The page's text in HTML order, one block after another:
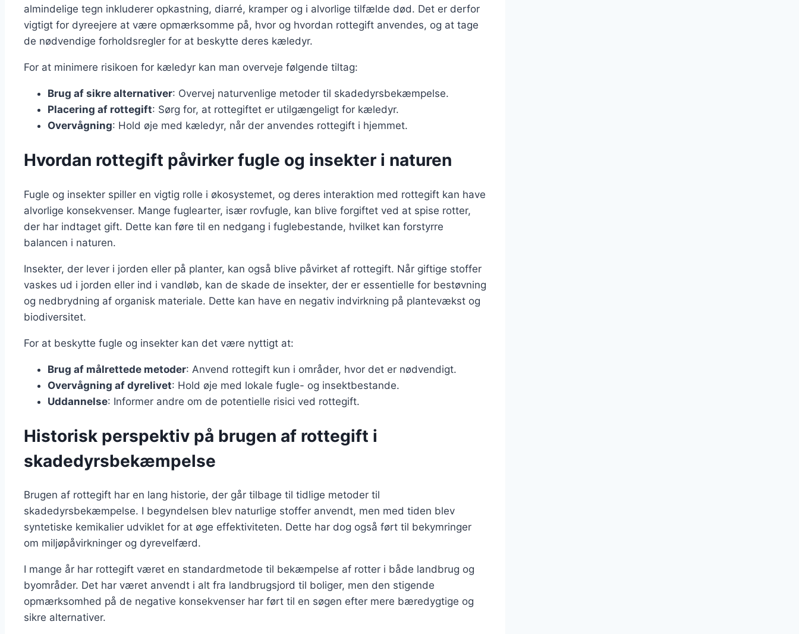
almindelige tegn inkluderer opkastning, diarré, kramper og i alvorlige tilfælde død. Det er derfor
vigtigt for dyreejere at være opmærksomme på, hvor og hvordan rottegift anvendes, og at tage
de nødvendige forholdsregler for at beskytte deres kæledyr.
For at minimere risikoen for kæledyr kan man overveje følgende tiltag:
Brug af sikre alternativer: Overvej naturvenlige metoder til skadedyrsbekæmpelse.
Placering af rottegift: Sørg for, at rottegiftet er utilgængeligt for kæledyr.
Overvågning: Hold øje med kæledyr, når der anvendes rottegift i hjemmet.
Hvordan rottegift påvirker fugle og insekter i naturen
Fugle og insekter spiller en vigtig rolle i økosystemet, og deres interaktion med rottegift kan have
alvorlige konsekvenser. Mange fuglearter, især rovfugle, kan blive forgiftet ved at spise rotter,
der har indtaget gift. Dette kan føre til en nedgang i fuglebestande, hvilket kan forstyrre
balancen i naturen.
Insekter, der lever i jorden eller på planter, kan også blive påvirket af rottegift. Når giftige stoffer
vaskes ud i jorden eller ind i vandløb, kan de skade de insekter, der er essentielle for bestøvning
og nedbrydning af organisk materiale. Dette kan have en negativ indvirkning på plantevækst og
biodiversitet.
For at beskytte fugle og insekter kan det være nyttigt at:
Brug af målrettede metoder: Anvend rottegift kun i områder, hvor det er nødvendigt.
Overvågning af dyrelivet: Hold øje med lokale fugle- og insektbestande.
Uddannelse: Informer andre om de potentielle risici ved rottegift.
Historisk perspektiv på brugen af rottegift i
skadedyrsbekæmpelse
Brugen af rottegift har en lang historie, der går tilbage til tidlige metoder til
skadedyrsbekæmpelse. I begyndelsen blev naturlige stoffer anvendt, men med tiden blev
syntetiske kemikalier udviklet for at øge effektiviteten. Dette har dog også ført til bekymringer
om miljøpåvirkninger og dyrevelfærd.
I mange år har rottegift været en standardmetode til bekæmpelse af rotter i både landbrug og
byområder. Det har været anvendt i alt fra landbrugsjord til boliger, men den stigende
opmærksomhed på de negative konsekvenser har ført til en søgen efter mere bæredygtige og
sikre alternativer.